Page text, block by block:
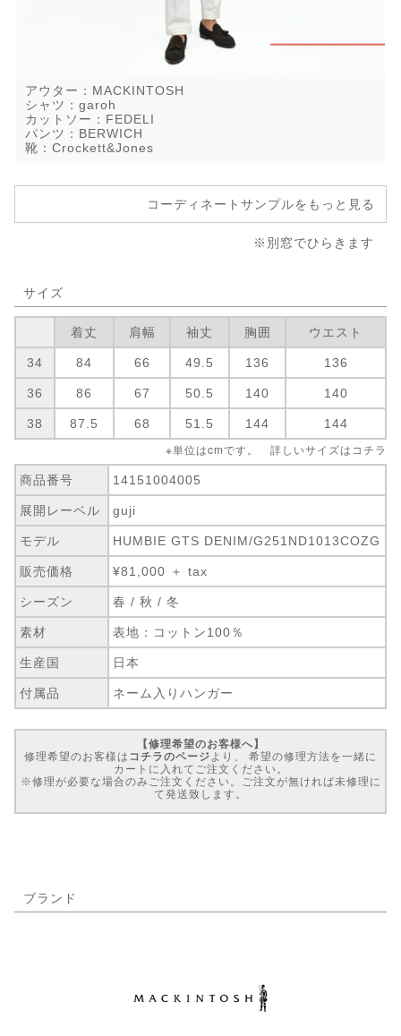
アウター：MACKINTOSH
シャツ：garoh
カットソー：FEDELI
パンツ：BERWICH
靴：Crockett&Jones
コーディネートサンプルをもっと見る
※別窓でひらきます
サイズ
着丈 肩幅 袖丈 胸囲 ウエスト
34 84 66 49.5 136 136
36 86 67 50.5 140 140
38 87.5 68 51.5 144 144
※単位はcmです。 詳しいサイズは コチラ
商品番号 14151004005
展開レーベル guji
モデル HUMBIE GTS DENIM/G251ND1013COZG
販売価格 ¥81,000 ＋ tax
シーズン 春 / 秋 / 冬
素材 表地：コットン100％
生産国 日本
付属品 ネーム入りハンガー
【修理希望のお客様へ】
修理希望のお客様は コチラのページより、 希望の修理方法を一緒に
カートに入れてご注文ください。
※修理が必要な場合のみご注文ください。ご注文が無ければ未修理に
て発送致します。
ブランド